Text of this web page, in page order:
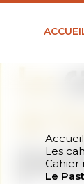
Accueil
Les
Cahier
Le